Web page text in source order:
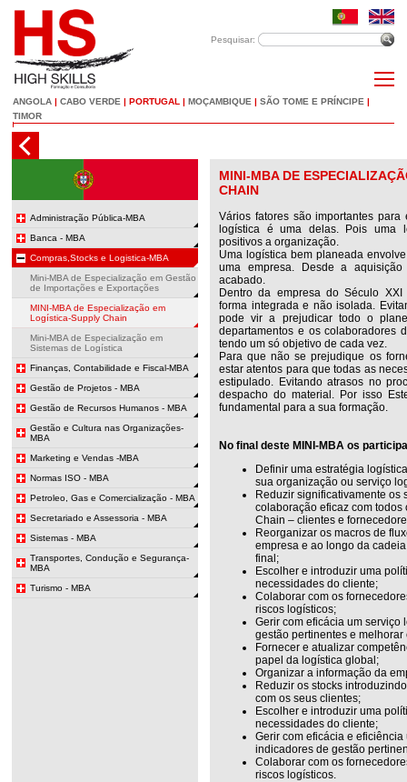
Pesquisar:
ANGOLA | CABO VERDE | PORTUGAL | MOÇAMBIQUE | SÃO TOME E PRÍNCIPE |
TIMOR
Administração Pública-MBA
Banca - MBA
Compras,Stocks e Logistica-MBA
Mini-MBA de Especialização em Gestão
de Importações e Exportações
MINI-MBA de Especialização em
Logística-Supply Chain
Mini-MBA de Especialização em
Sistemas de Logística
Finanças, Contabilidade e Fiscal-MBA
Gestão de Projetos - MBA
Gestão de Recursos Humanos - MBA
Gestão e Cultura nas Organizações-
MBA
Marketing e Vendas -MBA
Normas ISO - MBA
Petroleo, Gas e Comercialização - MBA
Secretariado e Assessoria - MBA
Sistemas - MBA
Transportes, Condução e Segurança-
MBA
Turismo - MBA
MINI-MBA DE
CHAIN
Vários fatores são importantes
logística é uma delas. Pois uma
positivos a organização.
Uma logística bem planeada
uma empresa. Desde a
acabado.
Dentro da empresa do Século
forma integrada e não isolada.
pode vir a prejudicar todo o
departamentos e os colaboradores
tendo um só objetivo de cada vez.
Para que não se prejudique os
estar atentos para que todas as
estipulado. Evitando atrasos no
despacho do material. Por isso
fundamental para a sua formação.
No final deste MINI-MBA os
Definir uma estratégia
sua organização ou serviço
Reduzir significativamente os
colaboração eficaz com
Chain – clientes e
Reorganizar os macros de
empresa e ao longo da
final;
Escolher e introduzir uma
necessidades do cliente;
Colaborar com os
riscos logísticos;
Gerir com eficácia um serviço
gestão pertinentes e
Fornecer e atualizar
papel da logística global;
Organizar a informação da
Reduzir os stocks
com os seus clientes;
Escolher e introduzir uma
necessidades do cliente;
Gerir com eficácia e
indicadores de gestão
Colaborar com os
riscos logísticos.